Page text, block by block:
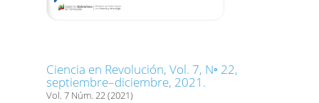
Ciencia en Revolución, Vol. 7, N◦ 22,
septiembre–diciembre, 2021.
Vol. 7 Núm. 22 (2021)